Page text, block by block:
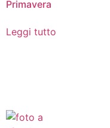
Primavera
Leggi tutto